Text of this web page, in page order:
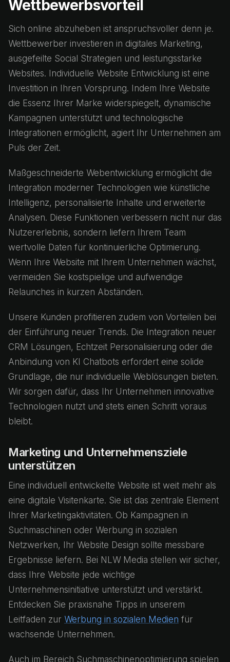
Wettbewerbsvorteil
Sich online abzuheben ist anspruchsvoller denn je.
Wettbewerber investieren in digitales Marketing,
ausgefeilte Social Strategien und leistungsstarke
Websites. Individuelle Website Entwicklung ist eine
Investition in Ihren Vorsprung. Indem Ihre Website
die Essenz Ihrer Marke widerspiegelt, dynamische
Kampagnen unterstützt und technologische
Integrationen ermöglicht, agiert Ihr Unternehmen am
Puls der Zeit.
Maßgeschneiderte Webentwicklung ermöglicht die
Integration moderner Technologien wie künstliche
Intelligenz, personalisierte Inhalte und erweiterte
Analysen. Diese Funktionen verbessern nicht nur das
Nutzererlebnis, sondern liefern Ihrem Team
wertvolle Daten für kontinuierliche Optimierung.
Wenn Ihre Website mit Ihrem Unternehmen wächst,
vermeiden Sie kostspielige und aufwendige
Relaunches in kurzen Abständen.
Unsere Kunden profitieren zudem von Vorteilen bei
der Einführung neuer Trends. Die Integration neuer
CRM Lösungen, Echtzeit Personalisierung oder die
Anbindung von KI Chatbots erfordert eine solide
Grundlage, die nur individuelle Weblösungen bieten.
Wir sorgen dafür, dass Ihr Unternehmen innovative
Technologien nutzt und stets einen Schritt voraus
bleibt.
Marketing und Unternehmensziele
unterstützen
Eine individuell entwickelte Website ist weit mehr als
eine digitale Visitenkarte. Sie ist das zentrale Element
Ihrer Marketingaktivitäten. Ob Kampagnen in
Suchmaschinen oder Werbung in sozialen
Netzwerken, Ihr Website Design sollte messbare
Ergebnisse liefern. Bei NLW Media stellen wir sicher,
dass Ihre Website jede wichtige
Unternehmensinitiative unterstützt und verstärkt.
Entdecken Sie praxisnahe Tipps in unserem
Leitfaden zur Werbung in sozialen Medien für
wachsende Unternehmen.
Auch im Bereich Suchmaschinenoptimierung spielen